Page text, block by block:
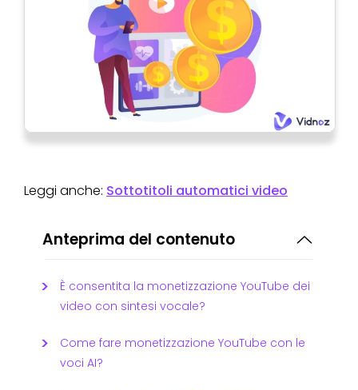
Leggi anche: Sottotitoli automatici video
Anteprima del contenuto
È consentita la monetizzazione YouTube dei
video con sintesi vocale?
Come fare monetizzazione YouTube con le
voci AI?